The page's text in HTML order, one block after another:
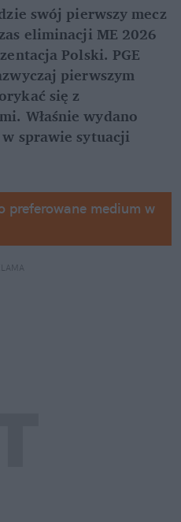
swój pierwszy mecz
eliminacji ME 2026
Polski. PGE
pierwszym
się z
Właśnie wydano
sprawie sytuacji
preferowane medium w